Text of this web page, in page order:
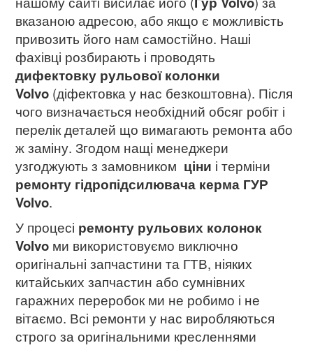
вказаною адресою, або якщо є можливість
привозить його нам самостійно. Наші
фахівці розбирають і проводять
дифектовку рульової колонки
Volvo (діфектовка у нас безкоштовна). Після
чого визначається необхідний обсяг робіт і
перелік деталей що вимагають ремонта або
ж заміну. Згодом нащі менеджери
узгоджують з замовником ціни і терміни
ремонту гідропідсилювача керма ГУР
Volvo.
У процесі ремонту рульових колонок
Volvo ми використовуємо виключно
оригінальні запчастини та ГТВ, ніяких
китайських запчастин або сумнівних
гаражних переробок ми не робимо і не
вітаємо. Всі ремонти у нас виробляються
строго за оригінальними кресленнями